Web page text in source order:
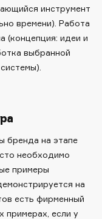
инструмент
времени). Работа
(концепция: идеи и
выбранной
бренда на этапе
необходимо
примеры
на
есть фирменный
примерах, если у